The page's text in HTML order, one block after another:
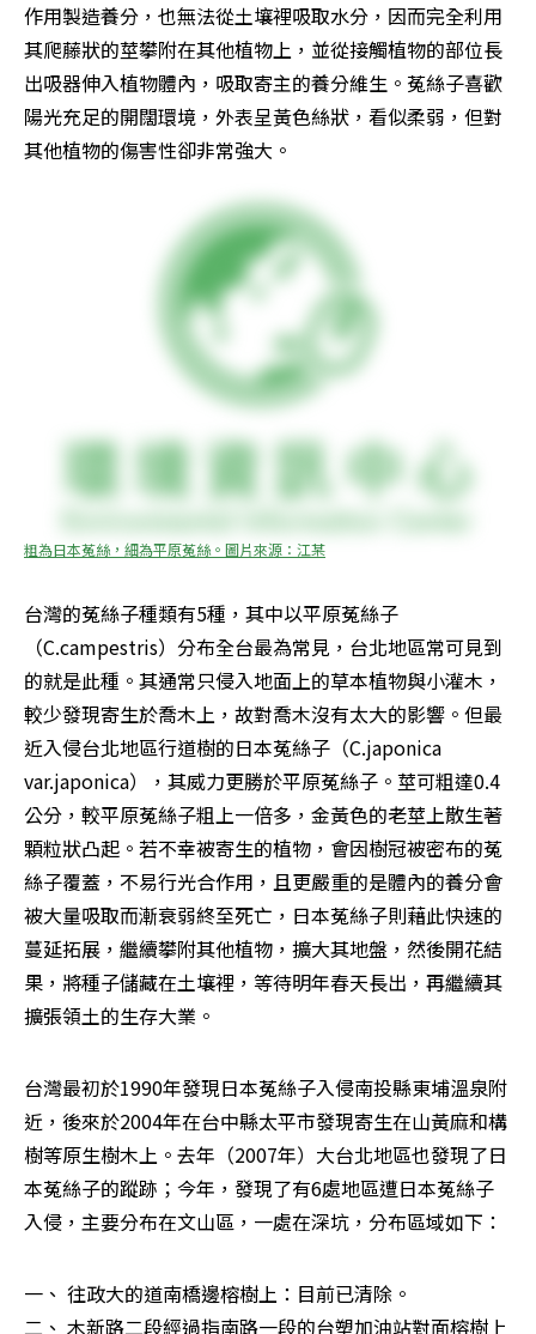
作用製造養分，也無法從土壤裡吸取水分，因而完全利用
其爬藤狀的莖攀附在其他植物上，並從接觸植物的部位長
出吸器伸入植物體內，吸取寄主的養分維生。菟絲子喜歡
陽光充足的開闊環境，外表呈黃色絲狀，看似柔弱，但對
其他植物的傷害性卻非常強大。
粗為日本菟絲，細為平原菟絲。圖片來源：江某
台灣的菟絲子種類有5種，其中以平原菟絲子
（C.campestris）分布全台最為常見，台北地區常可見到
的就是此種。其通常只侵入地面上的草本植物與小灌木，
較少發現寄生於喬木上，故對喬木沒有太大的影響。但最
近入侵台北地區行道樹的日本菟絲子（C.japonica
var.japonica），其威力更勝於平原菟絲子。莖可粗達0.4
公分，較平原菟絲子粗上一倍多，金黃色的老莖上散生著
顆粒狀凸起。若不幸被寄生的植物，會因樹冠被密布的菟
絲子覆蓋，不易行光合作用，且更嚴重的是體內的養分會
被大量吸取而漸衰弱終至死亡，日本菟絲子則藉此快速的
蔓延拓展，繼續攀附其他植物，擴大其地盤，然後開花結
果，將種子儲藏在土壤裡，等待明年春天長出，再繼續其
擴張領土的生存大業。
台灣最初於1990年發現日本菟絲子入侵南投縣東埔溫泉附
近，後來於2004年在台中縣太平市發現寄生在山黃麻和構
樹等原生樹木上。去年（2007年）大台北地區也發現了日
本菟絲子的蹤跡；今年，發現了有6處地區遭日本菟絲子
入侵，主要分布在文山區，一處在深坑，分布區域如下：
一、 往政大的道南橋邊榕樹上：目前已清除。
二、 木新路二段經過指南路一段的台塑加油站對面榕樹上